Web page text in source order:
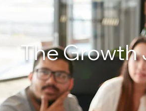
The Growth